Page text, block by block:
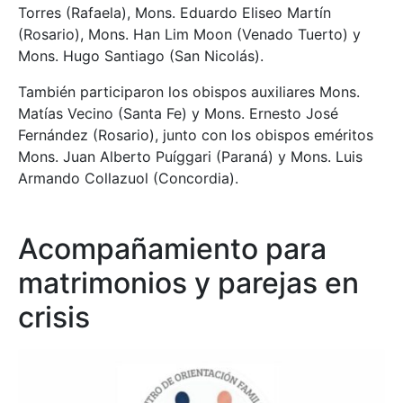
Torres (Rafaela), Mons. Eduardo Eliseo Martín
(Rosario), Mons. Han Lim Moon (Venado Tuerto) y
Mons. Hugo Santiago (San Nicolás).
También participaron los obispos auxiliares Mons.
Matías Vecino (Santa Fe) y Mons. Ernesto José
Fernández (Rosario), junto con los obispos eméritos
Mons. Juan Alberto Puíggari (Paraná) y Mons. Luis
Armando Collazuol (Concordia).
Acompañamiento para
matrimonios y parejas en
crisis